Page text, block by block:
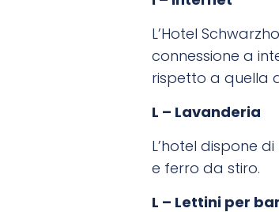
L’Hotel
connessione a
rispetto a quella
L – Lavanderia
L’hotel dispone
e ferro da stiro.
L – Lettini per